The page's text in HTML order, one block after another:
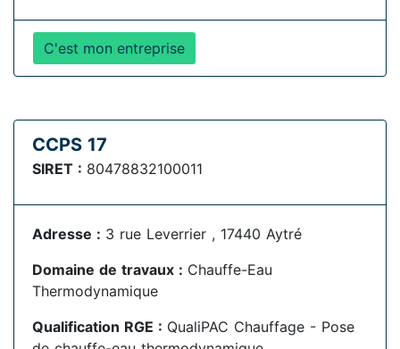
C'est mon entreprise
CCPS 17
SIRET : 80478832100011
Adresse : 3 rue Leverrier , 17440 Aytré
Domaine de travaux : Chauffe-Eau
Thermodynamique
Qualification RGE : QualiPAC Chauffage - Pose